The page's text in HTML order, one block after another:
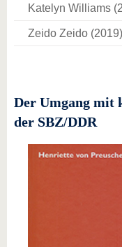
Katelyn Williams
Zeido Zeido (2019)
Der Umgang mit
der SBZ/DDR